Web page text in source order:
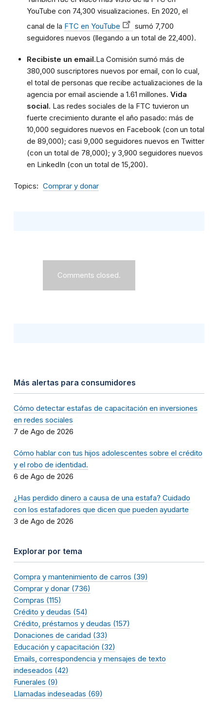
YouTube con 74,300 visualizaciones. En 2020, el
canal de la FTC en YouTube
sumó 7,700
seguidores nuevos (llegando a un total de 22,400).
Recibiste un email.La Comisión sumó más de
380,000 suscriptores nuevos por email, con lo cual,
el total de personas que recibe actualizaciones de la
agencia por email asciende a 1.61 millones. Vida
social. Las redes sociales de la FTC tuvieron un
fuerte crecimiento durante el año pasado: más de
10,000 seguidores nuevos en Facebook (con un total
de 89,000); casi 9,000 seguidores nuevos en Twitter
(con un total de 78,000); y 3,900 seguidores nuevos
en LinkedIn (con un total de 15,200).
Topics Comprar y donar
Comments closed.
Más alertas para consumidores
Cómo detectar estafas de capacitación en inversiones
en redes sociales
7 de Ago de 2026
Cómo hablar con tus hijos adolescentes sobre el crédito
y el robo de identidad.
6 de Ago de 2026
¿Has perdido dinero a causa de una estafa? Cuidado
con los estafadores que dicen que pueden ayudarte
3 de Ago de 2026
Explorar por tema
Compra y mantenimiento de carros (39)
Comprar y donar (736)
Compras (115)
Crédito y deudas (54)
Crédito, préstamos y deudas (157)
Donaciones de caridad (33)
Educación y capacitación (32)
Emails, correspondencia y mensajes de texto
indeseados (42)
Funerales (9)
Llamadas indeseadas (69)